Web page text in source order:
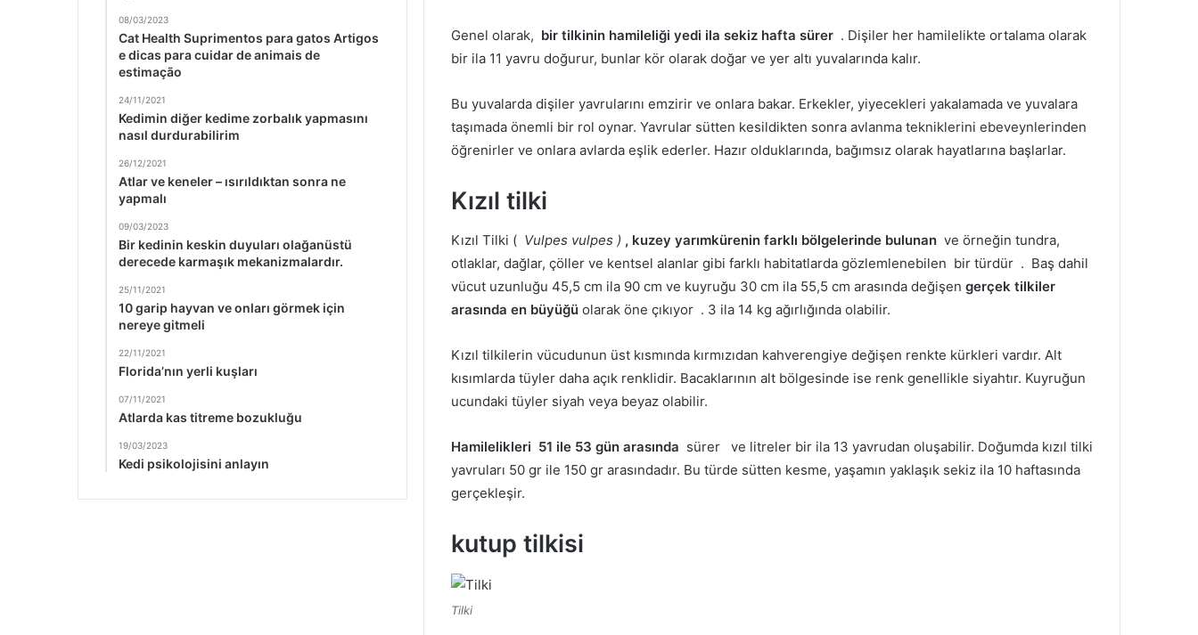
Genel olarak, bir tilkinin hamileliği yedi ila sekiz hafta sürer . Dişiler her hamilelikte ortalama olarak
bir ila 11 yavru doğurur, bunlar kör olarak doğar ve yer altı yuvalarında kalır.
Bu yuvalarda dişiler yavrularını emzirir ve onlara bakar. Erkekler, yiyecekleri yakalamada ve yuvalara
taşımada önemli bir rol oynar. Yavrular sütten kesildikten sonra avlanma tekniklerini ebeveynlerinden
öğrenirler ve onlara avlarda eşlik ederler. Hazır olduklarında, bağımsız olarak hayatlarına başlarlar.
Kızıl tilki
Kızıl Tilki ( Vulpes vulpes ) , kuzey yarımkürenin farklı bölgelerinde bulunan ve örneğin tundra,
otlaklar, dağlar, çöller ve kentsel alanlar gibi farklı habitatlarda gözlemlenebilen bir türdür . Baş dahil
vücut uzunluğu 45,5 cm ila 90 cm ve kuyruğu 30 cm ila 55,5 cm arasında değişen gerçek tilkiler
arasında en büyüğü olarak öne çıkıyor . 3 ila 14 kg ağırlığında olabilir.
Kızıl tilkilerin vücudunun üst kısmında kırmızıdan kahverengiye değişen renkte kürkleri vardır. Alt
kısımlarda tüyler daha açık renklidir. Bacaklarının alt bölgesinde ise renk genellikle siyahtır. Kuyruğun
ucundaki tüyler siyah veya beyaz olabilir.
Hamilelikleri 51 ile 53 gün arasında sürer ve litreler bir ila 13 yavrudan oluşabilir. Doğumda kızıl tilki
yavruları 50 gr ile 150 gr arasındadır. Bu türde sütten kesme, yaşamın yaklaşık sekiz ila 10 haftasında
gerçekleşir.
kutup tilkisi
Tilki
08/03/2023
Cat Health Suprimentos para gatos Artigos
e dicas para cuidar de animais de
estimação
24/11/2021
Kedimin diğer kedime zorbalık yapmasını
nasıl durdurabilirim
26/12/2021
Atlar ve keneler – ısırıldıktan sonra ne
yapmalı
09/03/2023
Bir kedinin keskin duyuları olağanüstü
derecede karmaşık mekanizmalardır.
25/11/2021
10 garip hayvan ve onları görmek için
nereye gitmeli
22/11/2021
Florida’nın yerli kuşları
07/11/2021
Atlarda kas titreme bozukluğu
19/03/2023
Kedi psikolojisini anlayın